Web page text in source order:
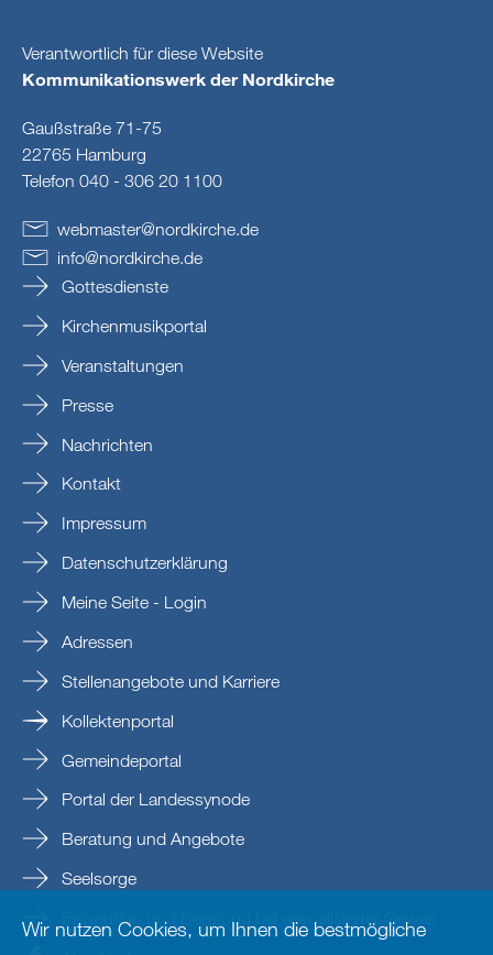
Verantwortlich für diese Website
Kommunikationswerk der Nordkirche
Gaußstraße 71-75
22765 Hamburg
Telefon 040 - 306 20 1100
webmaster@nordkirche.de
info@nordkirche.de
Gottesdienste
Kirchenmusikportal
Veranstaltungen
Presse
Nachrichten
Kontakt
Impressum
Datenschutzerklärung
Meine Seite - Login
Adressen
Stellenangebote und Karriere
Kollektenportal
Gemeindeportal
Portal der Landessynode
Beratung und Angebote
Seelsorge
Prävention und Beratung bei sexualisierter Gewalt
Wir nutzen Cookies, um Ihnen die bestmögliche